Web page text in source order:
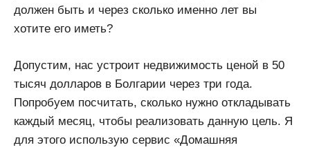
должен быть и через сколько именно лет вы
хотите его иметь?
Допустим, нас устроит недвижимость ценой в 50
тысяч долларов в Болгарии через три года.
Попробуем посчитать, сколько нужно откладывать
каждый месяц, чтобы реализовать данную цель. Я
для этого использую сервис «Домашняя